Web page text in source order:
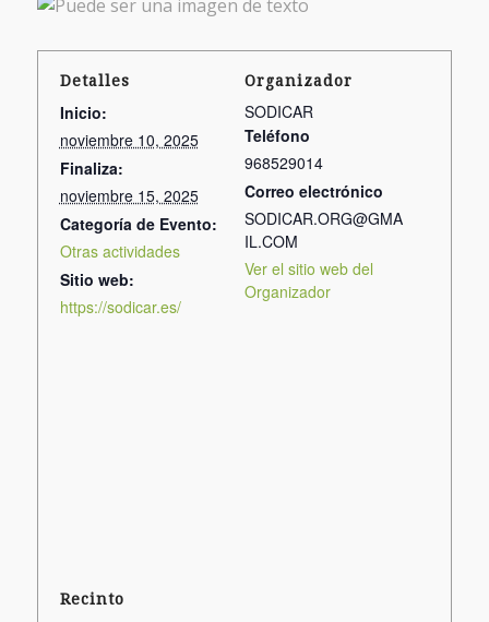
Detalles
Inicio:
noviembre 10, 2025
Finaliza:
noviembre 15, 2025
Categoría de Evento:
Otras actividades
Sitio web:
https://sodicar.es/
Organizador
SODICAR
Teléfono
968529014
Correo electrónico
SODICAR.ORG@GMA
IL.COM
Ver el sitio web del
Organizador
Recinto